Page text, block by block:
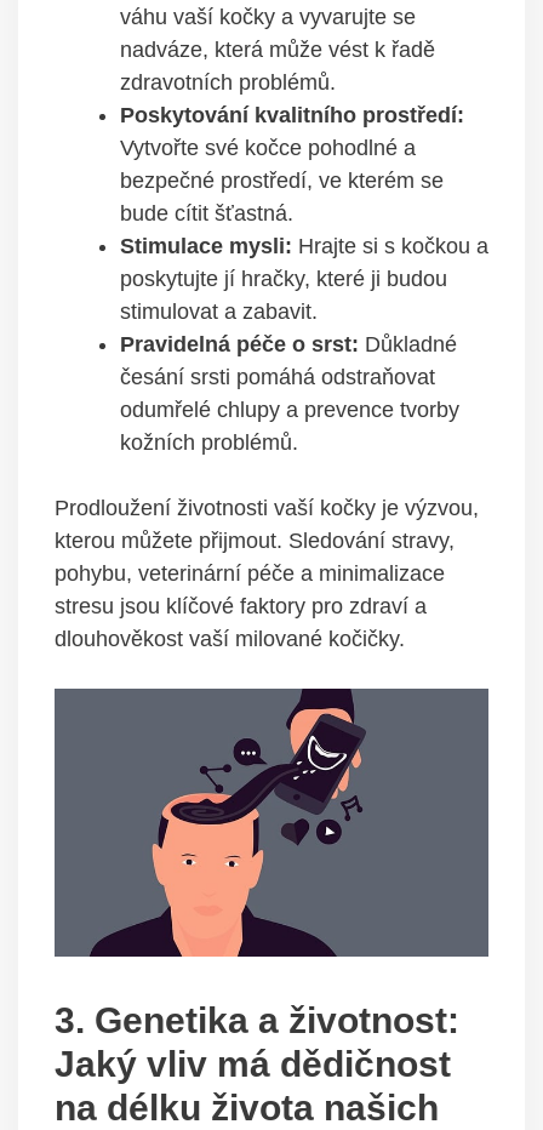
váhu vaší kočky a vyvarujte se
nadváze, která může vést k řadě
zdravotních problémů.
Poskytování kvalitního prostředí:
Vytvořte své kočce pohodlné a
bezpečné prostředí, ve kterém se
bude cítit šťastná.
Stimulace mysli: Hrajte si s kočkou a
poskytujte jí hračky, které ji budou
stimulovat a zabavit.
Pravidelná péče o srst: Důkladné
česání srsti pomáhá odstraňovat
odumřelé chlupy a prevence tvorby
kožních problémů.
Prodloužení životnosti vaší kočky je výzvou,
kterou můžete přijmout. Sledování stravy,
pohybu, veterinární péče a minimalizace
stresu jsou klíčové faktory pro zdraví a
dlouhověkost vaší milované kočičky.
3. Genetika a životnost:
Jaký vliv má dědičnost
na délku života našich